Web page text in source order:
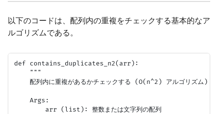
以下のコードは、配列内の重複をチェックする基本的なア
ルゴリズムである。
def contains_duplicates_n2(arr):
    """
    配列内に重複があるかチェックする (O(n^2) アルゴリズム)
    Args:
        arr (list): 整数または文字列の配列